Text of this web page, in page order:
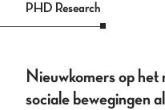
PHD Research
Nieuwkomers op
sociale bewegingen